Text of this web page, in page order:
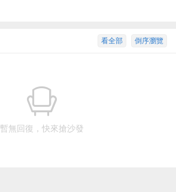
倒序瀏覽
看全部
暫無回復，快來搶沙發